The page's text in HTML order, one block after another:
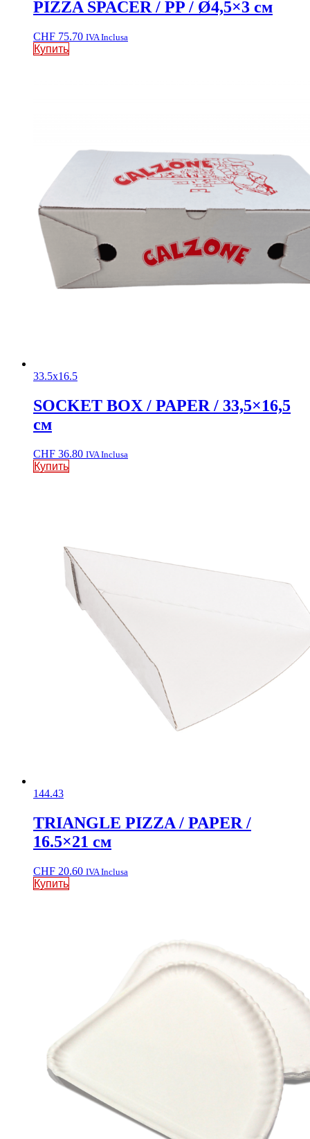
PIZZA SPACER / PP / Ø4,5×3 см
CHF 75.70 IVA Inclusa
Купить
33.5x16.5
SOCKET BOX / PAPER / 33,5×16,5
см
CHF 36.80 IVA Inclusa
Купить
144.43
TRIANGLE PIZZA / PAPER /
16.5×21 см
CHF 20.60 IVA Inclusa
Купить